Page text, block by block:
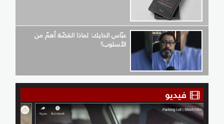
عبّاس الحايك: لماذا القصّة أهمّ من
الأسلوب؟
فيديو